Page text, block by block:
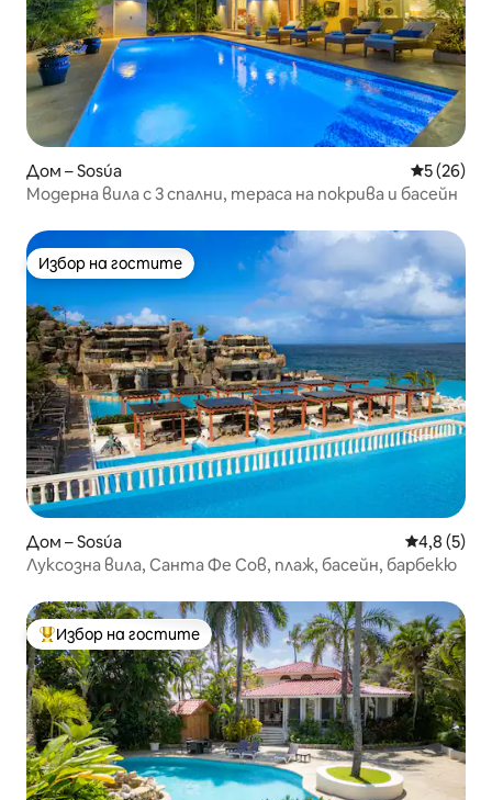
Дом – Sosúa Средна
5 (26)
Модерна вила с 3 спални, тераса на покрива и басейн
Избор на гостите
Избор на гостите
Дом – Sosúa Средна
4,8 (5)
Луксозна вила, Санта Фе Сов, плаж, басейн, барбекю
Най-популярен избор на гостите
Избор на гостите